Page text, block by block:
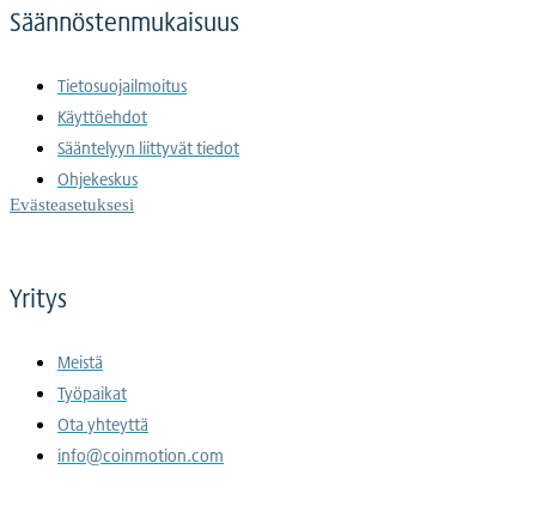
Säännöstenmukaisuus
Tietosuojailmoitus
Käyttöehdot
Sääntelyyn liittyvät tiedot
Ohjekeskus
Evästeasetuksesi
Yritys
Meistä
Työpaikat
Ota yhteyttä
info@coinmotion.com